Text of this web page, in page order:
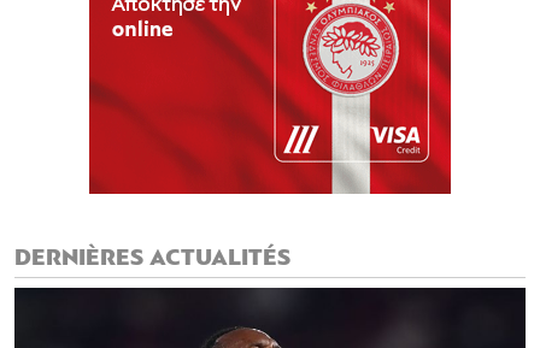
DERNIÈRES ACTUALITÉS